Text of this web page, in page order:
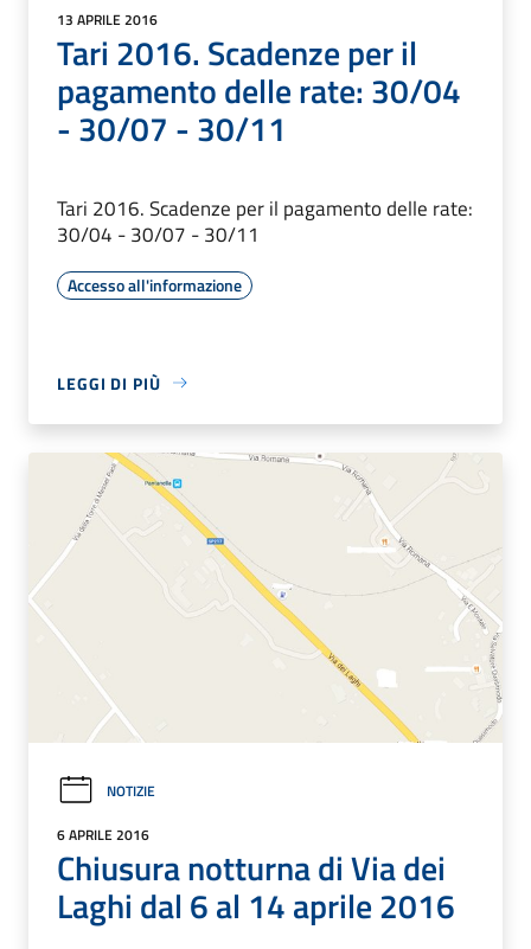
13 APRILE 2016
Tari 2016. Scadenze per il
pagamento delle rate: 30/04
- 30/07 - 30/11
Tari 2016. Scadenze per il pagamento delle rate:
30/04 - 30/07 - 30/11
Accesso all'informazione
LEGGI DI PIÙ
NOTIZIE
6 APRILE 2016
Chiusura notturna di Via dei
Laghi dal 6 al 14 aprile 2016